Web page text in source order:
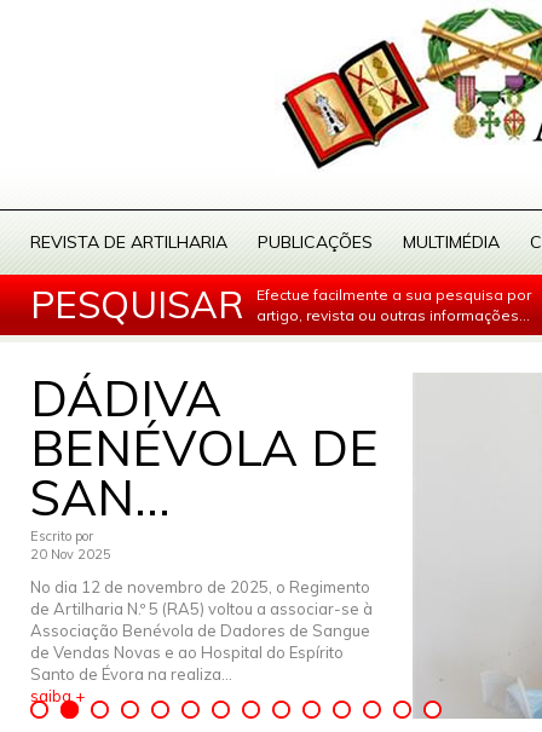
REVISTA DE ARTILHARIA PUBLICAÇÕES MULTIMÉDIA
PESQUISAR
Efectue facilmente a sua pesquisa por
artigo, revista ou outras informações...
DÁDIVA
BENÉVOLA DE
SAN...
Escrito por
20 Nov 2025
No dia 12 de novembro de 2025, o Regimento
de Artilharia N.º 5 (RA5) voltou a associar-se à
Associação Benévola de Dadores de Sangue
de Vendas Novas e ao Hospital do Espírito
Santo de Évora na realiza...
saiba +